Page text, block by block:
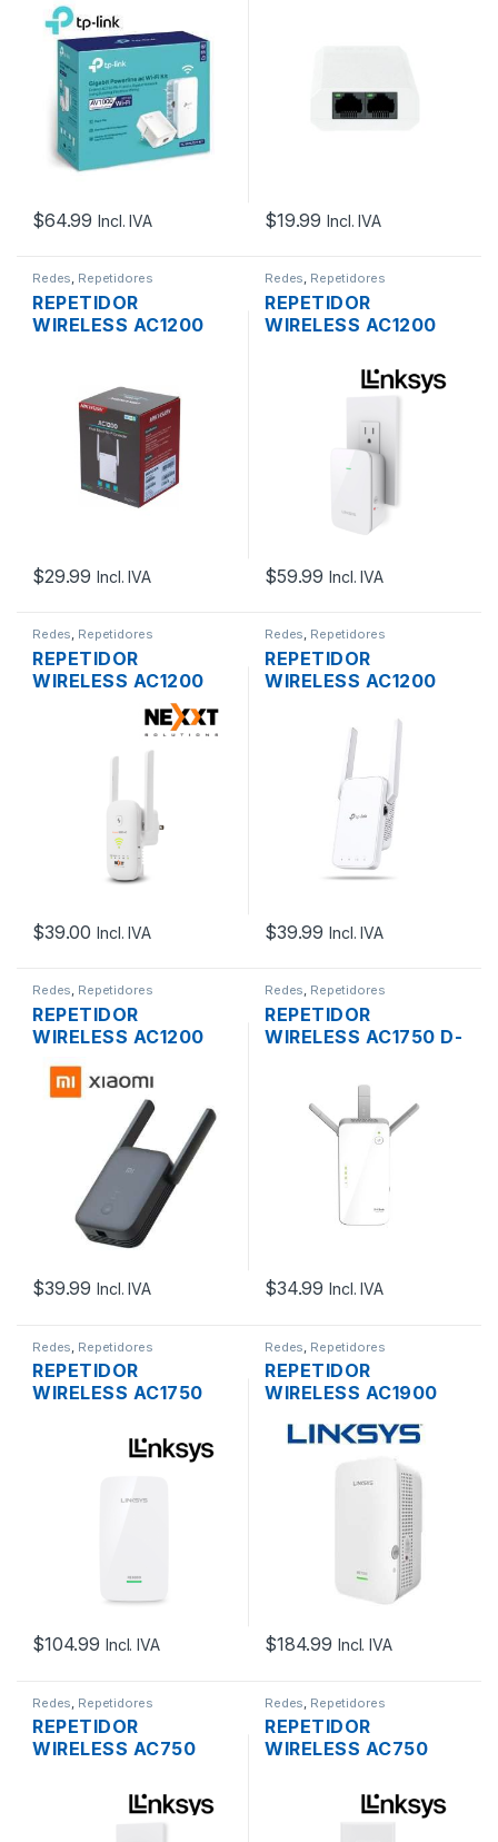
KIT AC750 DUAL
BAND 300MTS
$64.99 Incl. IVA $19.99 Incl. IVA
Redes, Repetidores
REPETIDOR
WIRELESS AC1200
BAND DOS ANTENAS
PLUG PARED
$29.99 Incl. IVA
Redes, Repetidores
REPETIDOR
WIRELESS AC1200
DUAL BAND GIGABIT
PLUG PARED
$59.99 Incl. IVA
Redes, Repetidores
REPETIDOR
WIRELESS AC1200
NEXXT KRONOS
DUAL BAND DOS
ANTENAS PLUG
$39.00 Incl. IVA
Redes, Repetidores
REPETIDOR
WIRELESS AC1200
BAND DOS ANTENAS
PLUG PARED
$39.99 Incl. IVA
Redes, Repetidores
REPETIDOR
WIRELESS AC1200
XIAOMI RA75 DUAL
BAND DOS ANTENAS
PLUG PARED
$39.99 Incl. IVA
Redes, Repetidores
REPETIDOR
WIRELESS AC1750 D-
BAND 1750 MBPS
PLUG PARED BULK
$34.99 Incl. IVA
Redes Repetidores
REPETIDOR
WIRELESS AC1750
DUAL BAND DOS
ANTENAS GIGABIT
$104.99 Incl. IVA
Redes Repetidores
REPETIDOR
WIRELESS AC1900
DUAL BAND DOS
ANTENAS 1 PUERTOS
$184.99 Incl. IVA
Redes Repetidores
REPETIDOR
WIRELESS AC750
DUAL BAND GIGABIT
PLUG PARED
Redes Repetidores
REPETIDOR
WIRELESS AC750
DUAL BAND DOS
ANTENAS GIGABIT